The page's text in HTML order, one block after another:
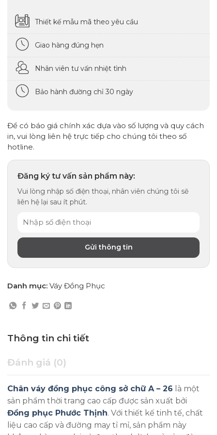
Thiết kế mẫu mã theo yêu cầu
Giao hàng đúng hẹn
Nhân viên tư vấn nhiệt tình
Bảo hành đường chỉ 30 ngày
Để có báo giá chính xác dựa vào số lượng và quy cách
in, vui lòng liên hệ trực tiếp cho chúng tôi theo số
hotline.
Đăng ký tư vấn sản phẩm này:
Vui lòng nhập số điện thoại, nhân viên chúng tôi sẽ
liên hệ lại sau ít phút.
Danh mục: Váy Đồng Phục
Thông tin chi tiết
Đánh giá (0)
Chân váy đồng phục công sở chữ A – 26 là một
sản phẩm thời trang cao cấp được sản xuất bởi
Đồng phục Phước Thịnh. Với thiết kế tinh tế, chất
liệu cao cấp và đường may tỉ mỉ, sản phẩm này